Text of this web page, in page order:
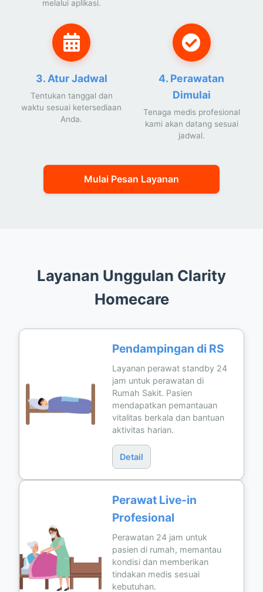
melalui aplikasi.
3. Atur Jadwal
Tentukan tanggal dan
waktu sesuai ketersediaan
Anda.
4. Perawatan
Dimulai
Tenaga medis profesional
kami akan datang sesuai
jadwal.
Mulai Pesan Layanan
Layanan Unggulan Clarity
Homecare
Pendampingan di RS
Layanan perawat standby 24
jam untuk perawatan di
Rumah Sakit. Pasien
mendapatkan pemantauan
vitalitas berkala dan bantuan
aktivitas harian.
Detail
Perawat Live-in
Profesional
Perawatan 24 jam untuk
pasien di rumah, memantau
kondisi dan memberikan
tindakan medis sesuai
kebutuhan.